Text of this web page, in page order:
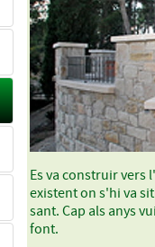
Es va construir vers
existent on s'hi va
sant. Cap als anys
font.